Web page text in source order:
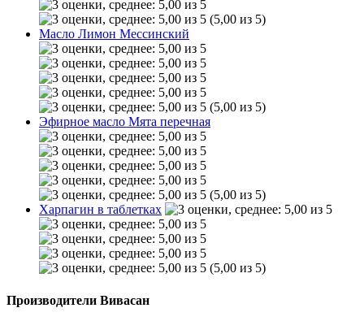
(5,00 из 5)
Масло Лимон Мессинский
(5,00 из 5)
Эфирное масло Мята перечная
(5,00 из 5)
Харпагин в таблетках
(5,00 из 5)
Производители Вивасан